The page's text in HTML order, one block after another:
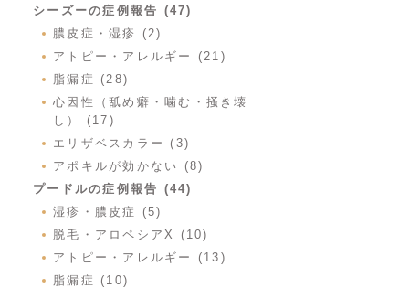
シーズーの症例報告 (47)
膿皮症・湿疹 (2)
アトピー・アレルギー (21)
脂漏症 (28)
心因性（舐め癖・噛む・掻き壊
し） (17)
エリザベスカラー (3)
アポキルが効かない (8)
プードルの症例報告 (44)
湿疹・膿皮症 (5)
脱毛・アロペシアX (10)
アトピー・アレルギー (13)
脂漏症 (10)